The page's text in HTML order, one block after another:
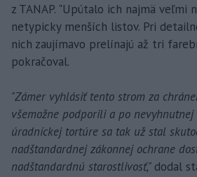
z TANAP. "Upútalo ich najmä veľmi
netypicky menších listov. Pri
nich zaujímavo prelínajú až tri
pokračoval.
"Zámer vyhlásiť tento strom za
všemožne podporili a po
úradníckej tortúre sa tak už stal
nadštandardnej zákonnej ochrane
nadštandardnú starostlivosť," dodal